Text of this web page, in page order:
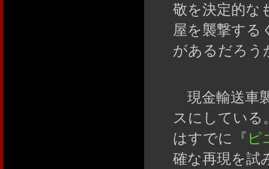
敬を決定的な
屋を襲撃する
があるだろう
現金輸送車
スにしている
はすでに『ピ
確な再現を試